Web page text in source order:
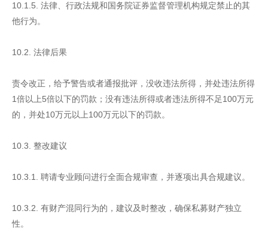
10.1.5. 法律、行政法规和国务院证券监督管理机构规定禁止的其
他行为。
10.2. 法律后果
责令改正，给予警告或者通报批评，没收违法所得，并处违法所得
1倍以上5倍以下的罚款；没有违法所得或者违法所得不足100万元
的，并处10万元以上100万元以下的罚款。
10.3. 整改建议
10.3.1. 聘请专业顾问进行全面合规审查，并逐项出具合规建议。
10.3.2. 有财产混同行为的，建议及时整改，确保私募财产独立
性。